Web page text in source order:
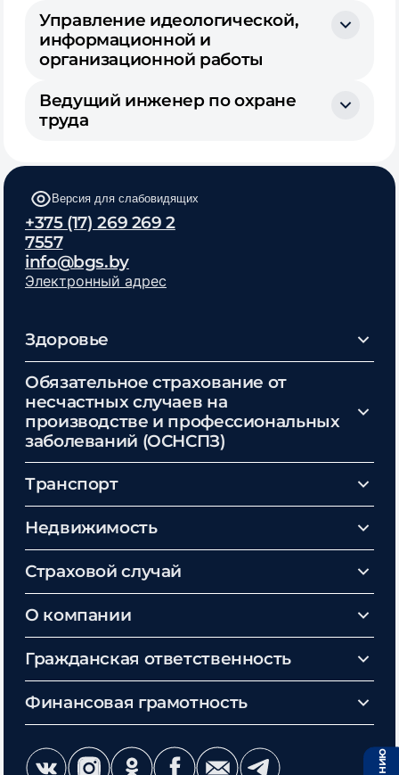
Управление идеологической,
информационной и
организационной работы
Ведущий инженер по охране
труда
Версия для слабовидящих
+375 (17) 269 269 2
7557
info@bgs.by
Электронный адрес
Здоровье
Обязательное страхование от
несчастных случаев на
производстве и профессиональных
заболеваний (ОСНСПЗ)
Транспорт
Недвижимость
Страховой случай
О компании
Гражданская ответственность
Финансовая грамотность